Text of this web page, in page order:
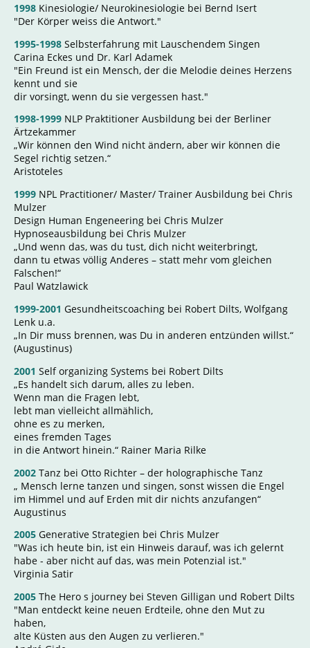
1998 Kinesiologie/ Neurokinesiologie bei Bernd Isert
"Der Körper weiss die Antwort."
1995-1998 Selbsterfahrung mit Lauschendem Singen
Carina Eckes und Dr. Karl Adamek
"Ein Freund ist ein Mensch, der die Melodie deines Herzens
kennt und sie
dir vorsingt, wenn du sie vergessen hast."
1998-1999 NLP Praktitioner Ausbildung bei der Berliner
Ärtzekammer
„Wir können den Wind nicht ändern, aber wir können die
Segel richtig setzen.“
Aristoteles
1999 NPL Practitioner/ Master/ Trainer Ausbildung bei Chris
Mulzer
Design Human Engeneering bei Chris Mulzer
Hypnoseausbildung bei Chris Mulzer
„Und wenn das, was du tust, dich nicht weiterbringt,
dann tu etwas völlig Anderes – statt mehr vom gleichen
Falschen!“
Paul Watzlawick
1999-2001 Gesundheitscoaching bei Robert Dilts, Wolfgang
Lenk u.a.
„In Dir muss brennen, was Du in anderen entzünden willst.“
(Augustinus)
2001 Self organizing Systems bei Robert Dilts
„Es handelt sich darum, alles zu leben.
Wenn man die Fragen lebt,
lebt man vielleicht allmählich,
ohne es zu merken,
eines fremden Tages
in die Antwort hinein.“ Rainer Maria Rilke
2002 Tanz bei Otto Richter – der holographische Tanz
„ Mensch lerne tanzen und singen, sonst wissen die Engel
im Himmel und auf Erden mit dir nichts anzufangen“
Augustinus
2005 Generative Strategien bei Chris Mulzer
"Was ich heute bin, ist ein Hinweis darauf, was ich gelernt
habe - aber nicht auf das, was mein Potenzial ist."
Virginia Satir
2005 The Hero s journey bei Steven Gilligan und Robert Dilts
"Man entdeckt keine neuen Erdteile, ohne den Mut zu
haben,
alte Küsten aus den Augen zu verlieren."